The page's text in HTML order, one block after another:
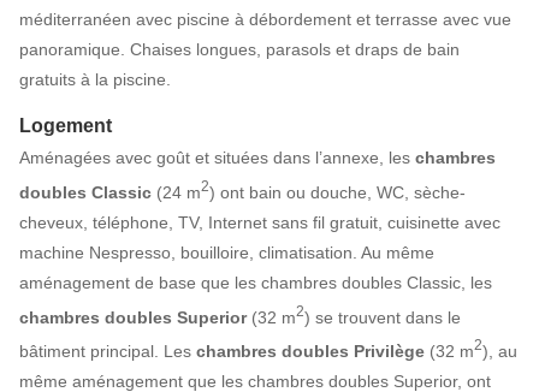
méditerranéen avec piscine à débordement et terrasse avec vue
panoramique. Chaises longues, parasols et draps de bain
gratuits à la piscine.
Logement
Aménagées avec goût et situées dans l’annexe, les chambres
doubles Classic (24 m2) ont bain ou douche, WC, sèche-
cheveux, téléphone, TV, Internet sans fil gratuit, cuisinette avec
machine Nespresso, bouilloire, climatisation. Au même
aménagement de base que les chambres doubles Classic, les
chambres doubles Superior(32 m2) se trouvent dans le
bâtiment principal. Les chambres doubles Privilège (32 m2), au
même aménagement que les chambres doubles Superior, ont